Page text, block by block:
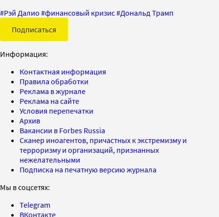
#Рэй Далио #финансовый кризис#Дональд Трамп
Подписаться
Информация:
Контактная информация
Правила обработки
Реклама в журнале
Реклама на сайте
Условия перепечатки
Архив
Вакансии в Forbes Russia
Сканер иноагентов, причастных к экстремизму и
терроризму и организаций, признанных
нежелательными
Подписка на печатную версию журнала
Мы в соцсетях:
Telegram
ВКонтакте